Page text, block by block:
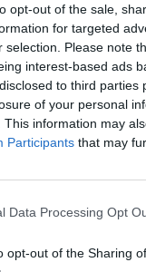
opt-out of the sale,
for targeted
selection. Please note
interest-based ads
to third
of your personal
This information may
Participants that may
Data Processing Opt
opt-out of the Sharing
de Catalunya,
tenen una sèrie
la mitjana, però
establertes.
es donen per
integració i, si
Puaté.
i les
capacitats".
competitives